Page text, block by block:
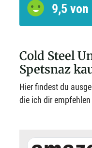
9,5
Cold Steel
Spetsnaz
Hier findest du
die ich dir